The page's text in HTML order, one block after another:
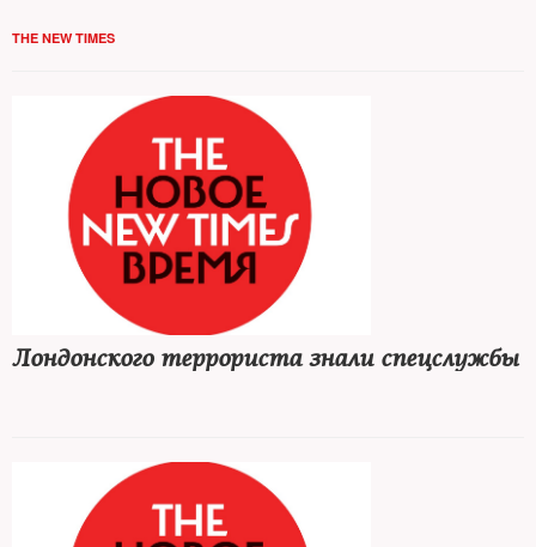
THE NEW TIMES
Лондонского террориста знали спецслужбы